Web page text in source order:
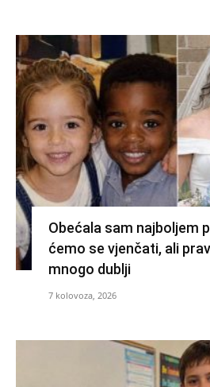
Obećala sam najboljem
ćemo se vjenčati, ali
mnogo dublji
7 kolovoza, 2026